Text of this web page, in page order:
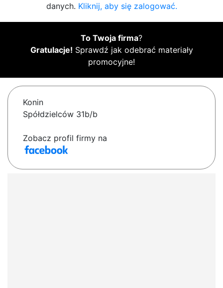
danych. Kliknij, aby się zalogować.
To Twoja firma?
Gratulacje! Sprawdź jak odebrać materiały
promocyjne!
Konin
Spółdzielców 31b/b
Zobacz profil firmy na